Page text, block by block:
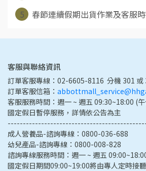
5
春節連續假期出貨作業及客服
客服與聯絡資訊
訂單客服專線：02-6605-8116  分機 301 或
訂單客服信箱：
客服服務時間：週一 ~ 週五 09:30~18:00 (
國定假日暫停服務，詳情依公告為主
成人營養品-諮詢專線：0800-036-688
幼兒產品-諮詢專線：0800-008-828
諮詢專線服務時間：週一 ~ 週五
國定假日期間09:00~19:00將由專人定時接